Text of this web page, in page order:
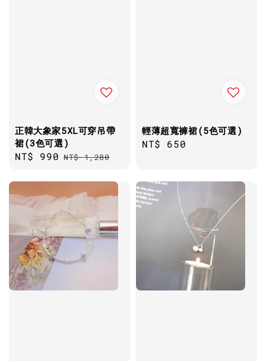
正韓大象家5XL可穿吊帶
裙(3色可選)
Sale
NT$ 990 Regular
NT$ 1,280
輕薄超寬褲裙(5色可選)
Regular
NT$ 650